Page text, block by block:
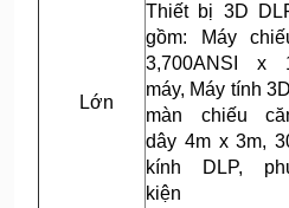
Lớn
Thiết bị 3D
gồm: Máy
3,700ANSI x
máy, Máy tính
màn chiếu
dây 4m x 3m,
kính DLP,
kiện